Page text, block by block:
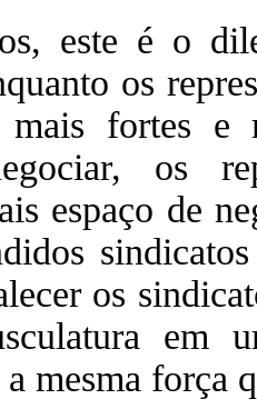
este é o
os
mais fortes e
os
espaço de
os
em
mesma força